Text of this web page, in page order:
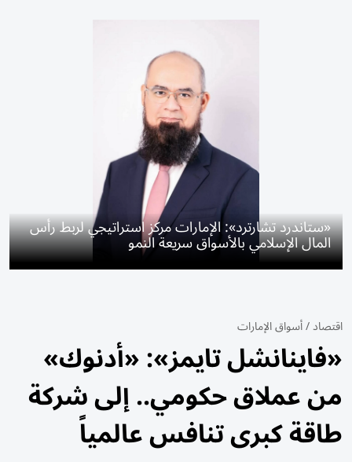
«ستاندرد تشارترد»: الإمارات مركز استراتيجي لربط رأس
المال الإسلامي بالأسواق سريعة النمو
اقتصاد/أسواق الإمارات
«فاينانشل تايمز»: «أدنوك»
من عملاق حكومي.. إلى شركة
طاقة كبرى تنافس عالمياً